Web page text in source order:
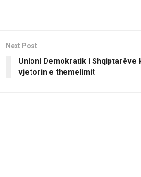
Next Post
Unioni Demokratik i Shqiptarëve
vjetorin e themelimit